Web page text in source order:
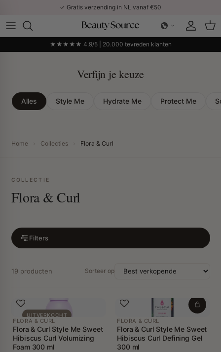
✓ Gratis verzending in NL vanaf €50
Account
★★★★★ 4.9/5 | 20.000 tevreden klanten
Verfijn je keuze
Alles Style Me Hydrate Me Protect Me
Home › Collecties › Flora & Curl
COLLECTIE
Flora & Curl
Filters
19 producten Sorteer op
UITVERKOCHT
FLORA & CURL
Flora & Curl Style Me Sweet
Hibiscus Curl Volumizing
Foam 300 ml
FLORA & CURL
Flora & Curl Style Me Sweet
Hibiscus Curl Defining Gel
300 ml